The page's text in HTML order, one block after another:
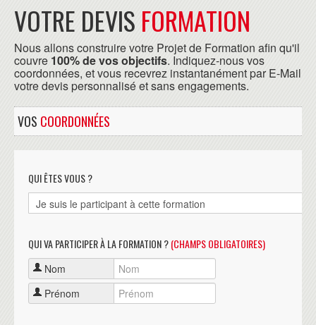
VOTRE DEVIS FORMATION
Nous allons construire votre Projet de Formation afin qu'il
couvre 100% de vos objectifs. Indiquez-nous vos
coordonnées, et vous recevrez instantanément par E-Mail
votre devis personnalisé et sans engagements.
VOS COORDONNÉES
QUI ÊTES VOUS ?
QUI VA PARTICIPER À LA FORMATION ?(CHAMPS OBLIGATOIRES)
Nom
Prénom